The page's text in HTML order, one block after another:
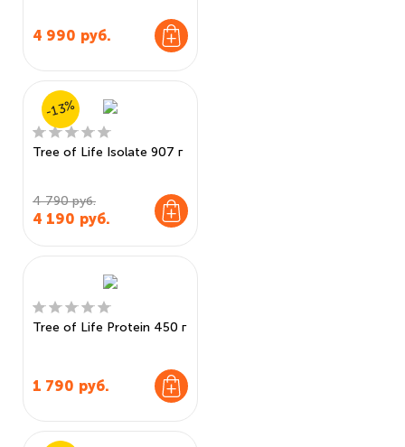
4 990 руб.
Tree of Life Isolate 907 г
4 790 руб.
4 190 руб.
-13%
Tree of Life Protein 450 г
1 790 руб.